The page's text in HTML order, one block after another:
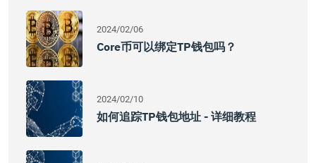
2024/02/06
Core币可以绑定TP钱包吗？
2024/02/10
如何追踪TP钱包地址 - 详细教程